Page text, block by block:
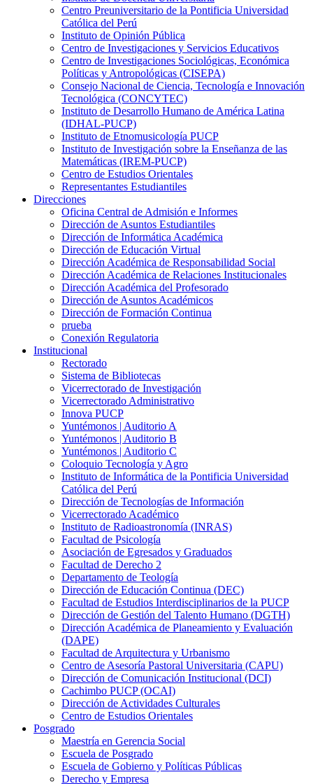
Centro Preuniversitario de la Pontificia Universidad
Católica del Perú
Instituto de Opinión Pública
Centro de Investigaciones y Servicios Educativos
Centro de Investigaciones Sociológicas, Económica
Políticas y Antropológicas (CISEPA)
Consejo Nacional de Ciencia, Tecnología e Innovación
Tecnológica (CONCYTEC)
Instituto de Desarrollo Humano de América Latina
(IDHAL-PUCP)
Instituto de Etnomusicología PUCP
Instituto de Investigación sobre la Enseñanza de las
Matemáticas (IREM-PUCP)
Centro de Estudios Orientales
Representantes Estudiantiles
Direcciones
Oficina Central de Admisión e Informes
Dirección de Asuntos Estudiantiles
Dirección de Informática Académica
Dirección de Educación Virtual
Dirección Académica de Responsabilidad Social
Dirección Académica de Relaciones Institucionales
Dirección Académica del Profesorado
Dirección de Asuntos Académicos
Dirección de Formación Continua
prueba
Conexión Regulatoria
Institucional
Rectorado
Sistema de Bibliotecas
Vicerrectorado de Investigación
Vicerrectorado Administrativo
Innova PUCP
Yuntémonos | Auditorio A
Yuntémonos | Auditorio B
Yuntémonos | Auditorio C
Coloquio Tecnología y Agro
Instituto de Informática de la Pontificia Universidad
Católica del Perú
Dirección de Tecnologías de Información
Vicerrectorado Académico
Instituto de Radioastronomía (INRAS)
Facultad de Psicología
Asociación de Egresados y Graduados
Facultad de Derecho 2
Departamento de Teología
Dirección de Educación Continua (DEC)
Facultad de Estudios Interdisciplinarios de la PUCP
Dirección de Gestión del Talento Humano (DGTH)
Dirección Académica de Planeamiento y Evaluación
(DAPE)
Facultad de Arquitectura y Urbanismo
Centro de Asesoría Pastoral Universitaria (CAPU)
Dirección de Comunicación Institucional (DCI)
Cachimbo PUCP (OCAI)
Dirección de Actividades Culturales
Centro de Estudios Orientales
Posgrado
Maestría en Gerencia Social
Escuela de Posgrado
Escuela de Gobierno y Políticas Públicas
Derecho y Empresa